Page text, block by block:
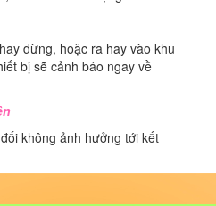
dừng, hoặc ra hay vào khu
bị sẽ cảnh báo ngay về
không ảnh hưởng tới kết